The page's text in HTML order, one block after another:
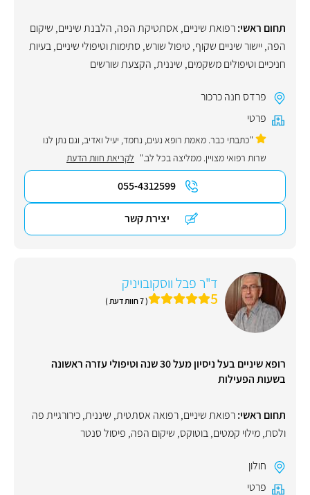
תחום ראשי:רפואת שיניים, אסתטיקת הפה, הלבנת שיניים, שיקום
הפה,יישור שיניים שקוף, טיפול שורש, סתימות וטיפולי שיניים,בעיות
חניכיים וטיפולים משקמים, שיננית, הקצעת שורשים
פרדס חנה כרכור
פרטי
"כתבתי כבר. מאמת רופא נעים, נחמד, יעיל ואדיב, וגם נתן לנו
שרות רפואי מצויין. ממליצה בכל לב." לקריאת חוות הדעת
055-4312599
יצירת קשר
ד"ר פבל ווסקובויניק
5 ( 7 חוות דעת )
רופא שיניים בעל ניסיון מעל 30 שנה וטיפולי עזרה ראשונה
בשעות הפעילות
תחום ראשי:רפואת שיניים,רפואה אסתטית, שיננית,כירורגיית פה
ולסת,מילוי קמטים,בוטוקס, שיקום הפה, פיסול סנטר
חולון
פרטי